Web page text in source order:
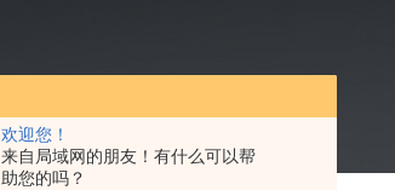
欢迎您！
来自局域网的朋友！有什么可以帮
助您的吗？